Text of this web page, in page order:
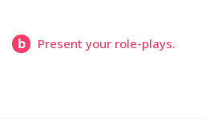
b Present your role-plays.